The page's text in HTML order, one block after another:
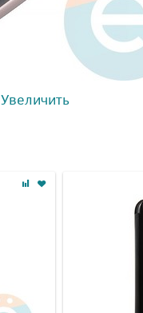
Увеличить